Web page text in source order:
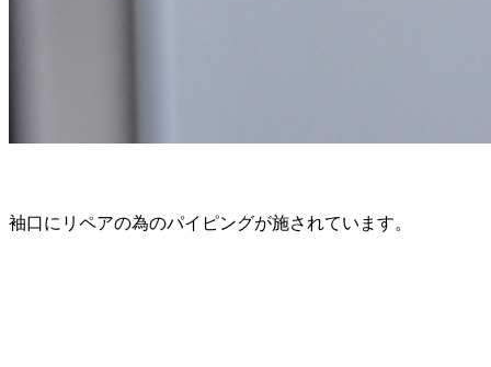
袖口にリペアの為のパイピングが施されています。